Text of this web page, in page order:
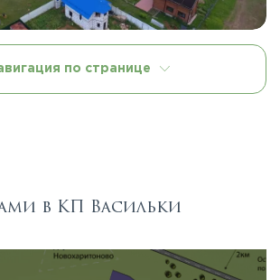
по странице
в КП Васильки